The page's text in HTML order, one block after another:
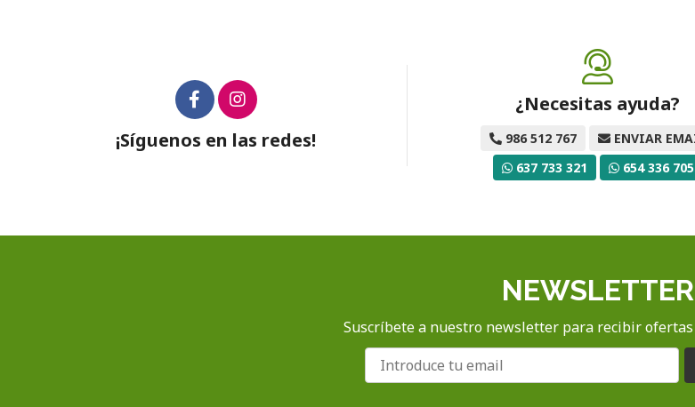
¡Síguenos en las redes!
¿Necesitas ayuda?
986 512 767
ENVIAR
637 733 321
654 336 705
NEWSLETTER
Suscríbete a nuestro newsletter para recibir ofertas